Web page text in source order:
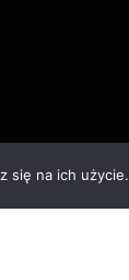
się na ich użycie.